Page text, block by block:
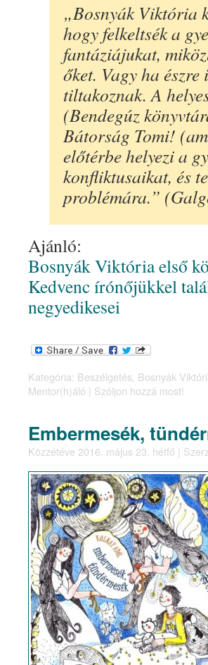
„Bosnyák Viktória
hogy felkeltsék a
fantáziájukat,
őket. Vagy ha
tiltakoznak. A
(Bendegúz
Bátorság Tomi!
előtérbe helyezi a
konfliktusaikat, és
problémára.”
Ajánló:
Bosnyák Viktória első
Kedvenc írónőjükkel
negyedikesei
Kategória: Beszélgetés Bosnyák
Mentor(h)áló | Szóljon hozzá most!
Embermesék,
Közzétéve 2016. május 23. hétfő |